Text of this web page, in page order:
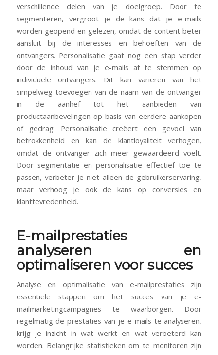
verschillende delen van je doelgroep. Door te
segmenteren, vergroot je de kans dat je e-mails
worden geopend en gelezen, omdat de content beter
aansluit bij de interesses en behoeften van de
ontvangers. Personalisatie gaat nog een stap verder
door de inhoud van je e-mails af te stemmen op
individuele ontvangers. Dit kan variëren van het
simpelweg toevoegen van de naam van de ontvanger
in de aanhef tot het aanbieden van
productaanbevelingen op basis van eerdere aankopen
of gedrag. Personalisatie creëert een gevoel van
betrokkenheid en kan de klantloyaliteit verhogen,
omdat de ontvanger zich meer gewaardeerd voelt.
Door segmentatie en personalisatie effectief toe te
passen, verbeter je niet alleen de gebruikerservaring,
maar verhoog je ook de kans op conversies en
klanttevredenheid.
E-mailprestaties
analyseren en
optimaliseren voor succes
Analyse en optimalisatie van e-mailprestaties zijn
essentiële stappen om het succes van je e-
mailmarketingcampagnes te waarborgen. Door
regelmatig de prestaties van je e-mails te analyseren,
krijg je inzicht in wat werkt en wat verbeterd kan
worden. Belangrijke statistieken om te monitoren zijn